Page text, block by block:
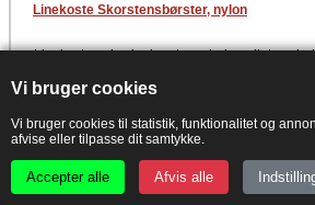
Vi bruger cookies
Vi bruger cookies til statistik, funktionalitet og
afvise eller tilpasse dit samtykke.
Accepter alle Afvis alle
Linekoste Skorstensbørster, nylon
Linekost med nylonbørste og indvendigt
rustfri stål.
Rensebørste med rundt hoved
Indvendigt gevind
Nylonhår
Specielt god ved kerne af rustfri stål